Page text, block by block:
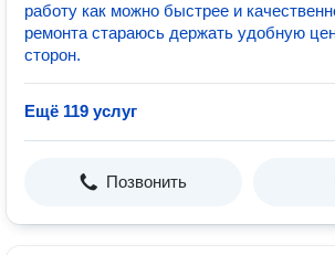
работу как можно быстрее и
ремонта стараюсь держать удобную
сторон.
Ещё 119 услуг
Позвонить